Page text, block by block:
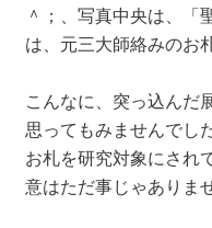
＾；、写真中央は、「
は、元三大師絡みのお
こんなに、突っ込んだ
思ってもみませんでし
お札を研究対象にされ
意はただ事じゃありま